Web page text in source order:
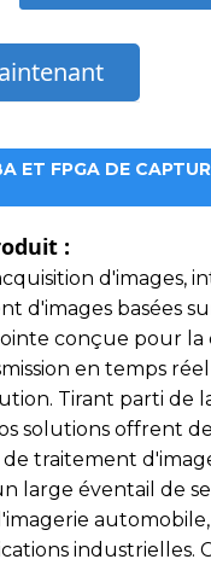
ET FPGA DE
:
d'images,
d'images basées
conçue pour la
en temps
Tirant parti de
solutions offrent
traitement
large éventail de
industrielles.